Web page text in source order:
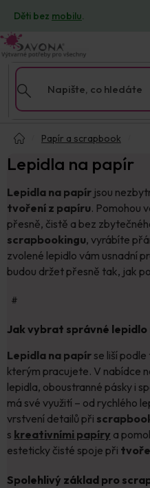
obsah
Děti bez mobilu.
Papír a scrapbook
Lepidla na papír
Lepidla na papír jsou
tvoření z papíru. Pomohou
přesně, čistě a bez
scrapbookingu, vyrábíte
zvolené lepidlo vám usnadní
budou držet přesně tak, jak
#
Jak vybrat správné lepidlo
Lepidla na papírse liší
kterým pracujete. V nabídce
lepidla, oboustranné pásky i
má své využití – od rychlého
vrstvení detailů při
s kreativními papíry a
esteticky čisté spoje při
Spolehlivý základ pro